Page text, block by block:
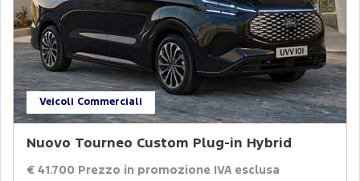
Veicoli Commerciali
Nuovo Tourneo Custom Plug-in Hybrid
€ 41.700 Prezzo in promozione IVA esclusa